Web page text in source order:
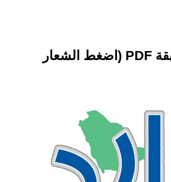
الاصدارات السابقة PDF (اضغط الشعار